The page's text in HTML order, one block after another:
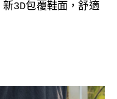
新3D包覆鞋面，舒適